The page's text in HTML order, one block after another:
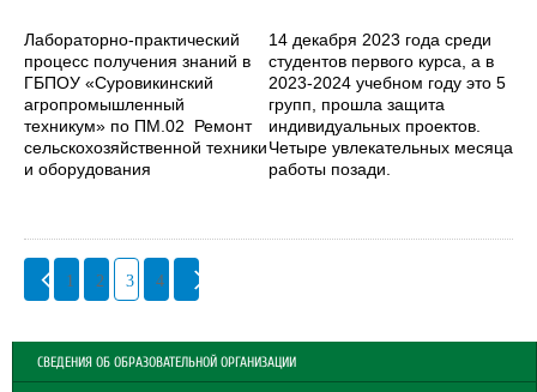
Лабораторно-практический
процесс получения знаний в
ГБПОУ «Суровикинский
агропромышленный
техникум» по ПМ.02 Ремонт
сельскохозяйственной техники
и оборудования
14 декабря 2023 года среди
студентов первого курса, а в
2023-2024 учебном году это 5
групп, прошла защита
индивидуальных проектов.
Четыре увлекательных месяца
работы позади.
1 2 3 4
СВЕДЕНИЯ ОБ ОБРАЗОВАТЕЛЬНОЙ ОРГАНИЗАЦИИ